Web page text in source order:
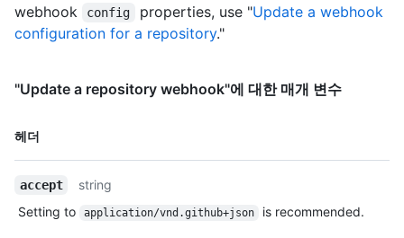
World/hooks/12345678/test",
World/hooks/12345678/pings",
  "last_response": {
    "status": "unused",
}
webhook
config properties, use "Update a webhook
configuration for a repository."
"Update a repository webhook"에 대한 매개 변수
헤더
이름,
accept
string
Setting to
application/vnd.github+json is recommended.